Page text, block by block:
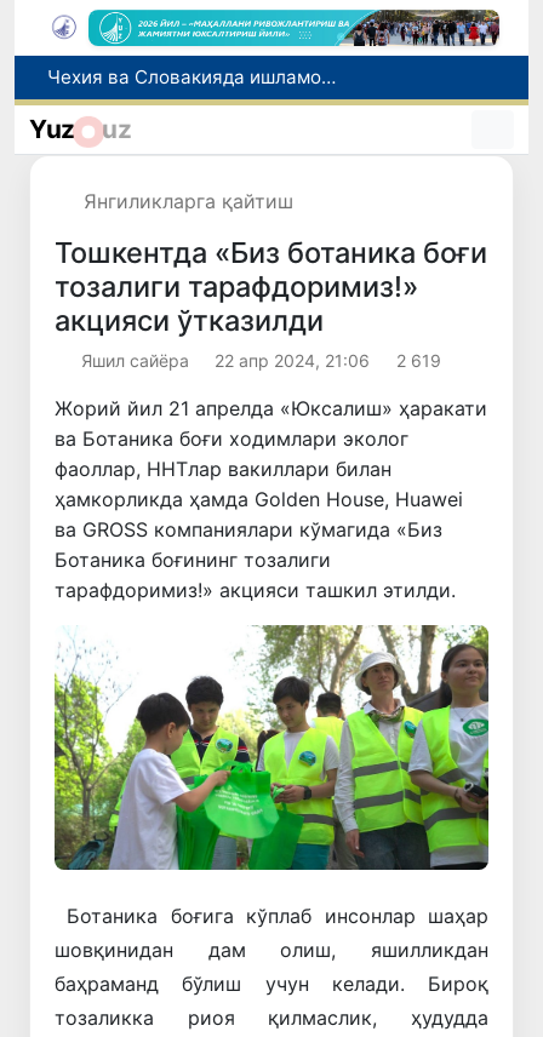
Боланинг фамилиясига отасининг исмини беришга рухсат берилади
Беҳруз Каримов фаолиятини Швейцариянинг «Лугано» клубида давом эттиради
Yuz uz
Янгиликларга қайтиш
Тошкентда «Биз ботаника боғи
тозалиги тарафдоримиз!»
акцияси ўтказилди
Яшил сайёра 22 апр 2024, 21:06 2 619
Жорий йил 21 апрелда «Юксалиш» ҳаракати
ва Ботаника боғи ходимлари эколог
фаоллар, ННТлар вакиллари билан
ҳамкорликда ҳамда Golden House, Huawei
ва GROSS компаниялари кўмагида «Биз
Ботаника боғининг тозалиги
тарафдоримиз!» акцияси ташкил этилди.
Ботаника боғига кўплаб инсонлар шаҳар
шовқинидан дам олиш, яшилликдан
баҳраманд бўлиш учун келади. Бироқ
тозаликка риоя қилмаслик, ҳудудда